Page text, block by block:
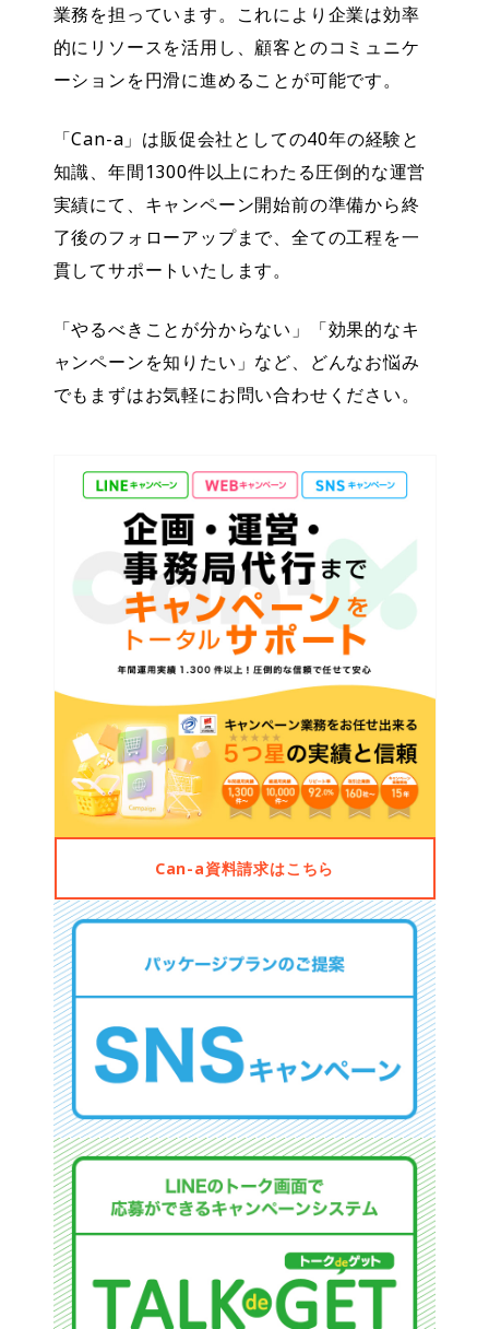
業務を担っています。これにより企業は効率
的にリソースを活用し、顧客とのコミュニケ
ーションを円滑に進めることが可能です。
「Can-a」は販促会社としての40年の経験と
知識、年間1300件以上にわたる圧倒的な運営
実績にて、キャンペーン開始前の準備から終
了後のフォローアップまで、全ての工程を一
貫してサポートいたします。
「やるべきことが分からない」「効果的なキ
ャンペーンを知りたい」など、どんなお悩み
でもまずはお気軽にお問い合わせください。
Can-a資料請求はこちら